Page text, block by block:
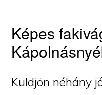
Képes
Küldjön néhány